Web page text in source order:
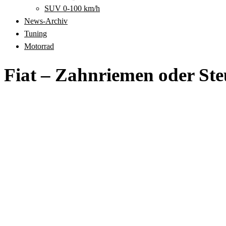
SUV 0-100 km/h
News-Archiv
Tuning
Motorrad
Fiat – Zahnriemen oder